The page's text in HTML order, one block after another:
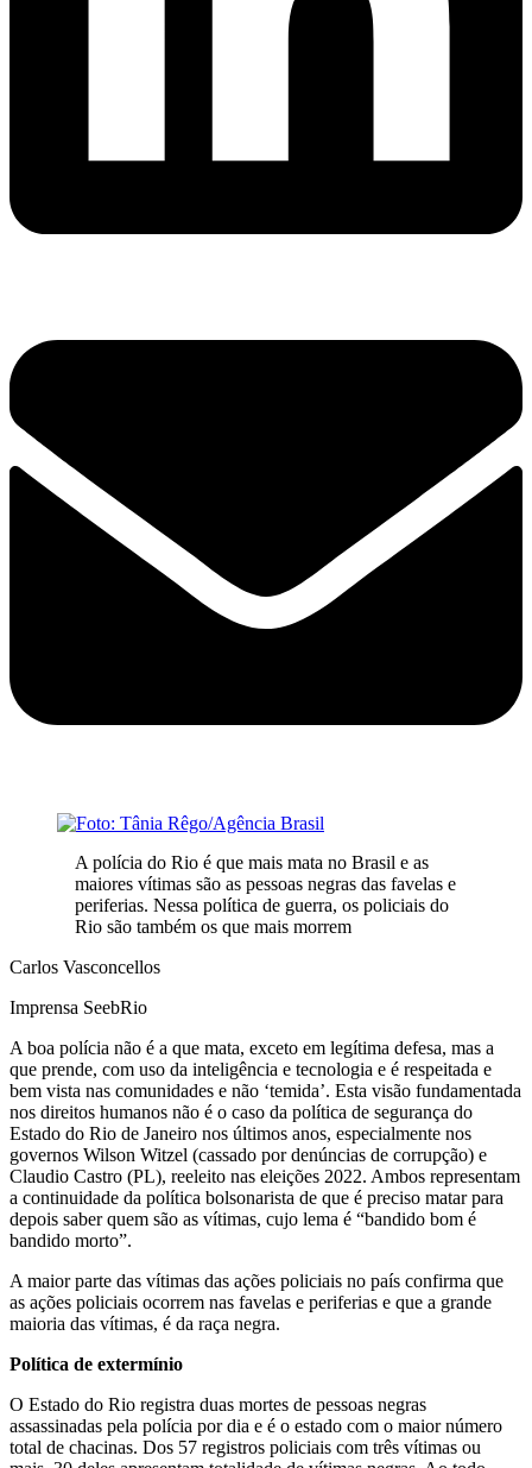
A polícia do Rio é que mais mata no Brasil e as
maiores vítimas são as pessoas negras das favelas e
periferias. Nessa política de guerra, os policiais do
Rio são também os que mais morrem
Carlos Vasconcellos
Imprensa SeebRio
A boa polícia não é a que mata, exceto em legítima defesa, mas a
que prende, com uso da inteligência e tecnologia e é respeitada e
bem vista nas comunidades e não ‘temida’. Esta visão fundamentada
nos direitos humanos não é o caso da política de segurança do
Estado do Rio de Janeiro nos últimos anos, especialmente nos
governos Wilson Witzel (cassado por denúncias de corrupção) e
Claudio Castro (PL), reeleito nas eleições 2022. Ambos representam
a continuidade da política bolsonarista de que é preciso matar para
depois saber quem são as vítimas, cujo lema é “bandido bom é
bandido morto”.
A maior parte das vítimas das ações policiais no país confirma que
as ações policiais ocorrem nas favelas e periferias e que a grande
maioria das vítimas, é da raça negra.
Política de extermínio
O Estado do Rio registra duas mortes de pessoas negras
assassinadas pela polícia por dia e é o estado com o maior número
total de chacinas. Dos 57 registros policiais com três vítimas ou